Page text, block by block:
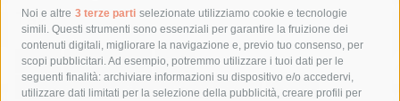
Noi e altre 3 terze parti selezionate utilizziamo cookie e tecnologie
simili. Questi strumenti sono essenziali per garantire la fruizione dei
contenuti digitali, migliorare la navigazione e, previo tuo consenso, per
scopi pubblicitari. Ad esempio, potremmo utilizzare i tuoi dati per le
seguenti finalità: archiviare informazioni su dispositivo e/o accedervi,
utilizzare dati limitati per la selezione della pubblicità, creare profili per
Tag
acqua allerta meteo
anas
area marina protetta di punta campanella
arresto